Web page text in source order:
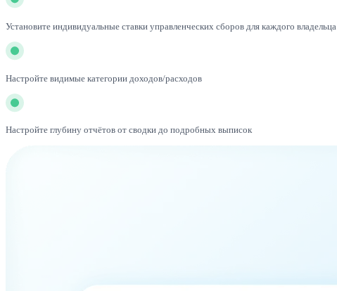
Установите индивидуальные ставки управленческих сборов для каждого владельца
Настройте видимые категории доходов/расходов
Настройте глубину отчётов от сводки до подробных выписок